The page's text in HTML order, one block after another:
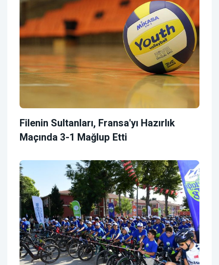
Filenin Sultanları, Fransa'yı Hazırlık
Maçında 3-1 Mağlup Etti